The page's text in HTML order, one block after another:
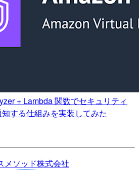
+ Lambda 関数でセキュリティ
する仕組みを実装してみた
メソッド株式会社